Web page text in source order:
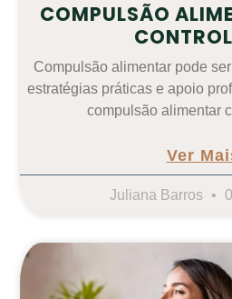
COMPULSÃO
Compulsão alimentar pode
estratégias práticas e apoio
compulsão alimentar
Ver
Juliana Barros